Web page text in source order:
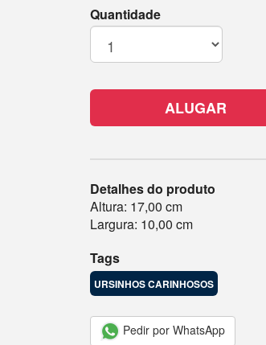
Quantidade
ALUGAR
Detalhes do produto
Altura: 17,00 cm
Largura: 10,00 cm
Tags
URSINHOS CARINHOSOS
Pedir por WhatsApp